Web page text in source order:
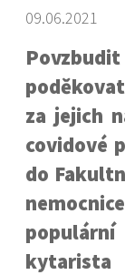
09.06.2021
za jejich
covidové
do